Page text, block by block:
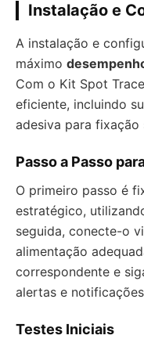
Instalação e
A instalação e
máximo
Com o Kit Spot
eficiente, incluindo
adesiva para fixação
Passo a Passo
O primeiro passo é
estratégico,
seguida, conecte-o
alimentação
correspondente e
alertas e
Testes Iniciais